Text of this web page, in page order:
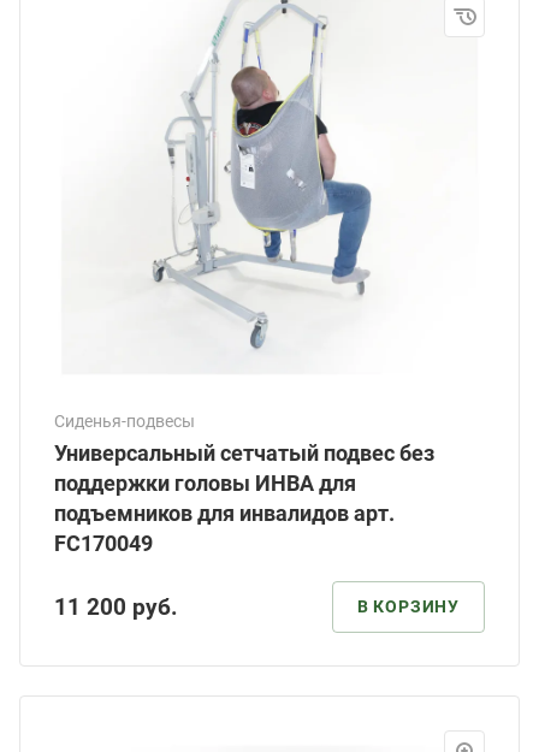
Сиденья-подвесы
Универсальный сетчатый подвес без
поддержки головы ИНВА для
подъемников для инвалидов арт.
FC170049
11 200 руб. В КОРЗИНУ